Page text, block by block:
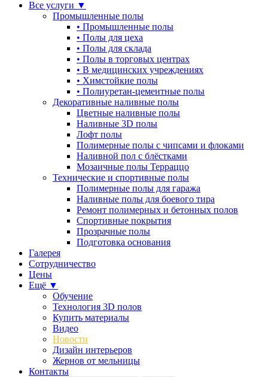
Все услуги ▼
Промышленные полы
• Промышленные полы
• Полы для цеха
• Полы для склада
• Полы в торговых центрах
• В медицинских учреждениях
• Химстойкие полы
• Полиуретан-цементные полы
Декоративные наливные полы
Цветные наливные полы
Наливные 3D полы
Лофт полы
Полимерные полы с чипсами и флоками
Наливной пол с блёстками
Мозаичные полы Терраццо
Технические и спортивные полы
Полимерные полы для гаража
Наливные полы для боевого тира
Ремонт полимерных и бетонных полов
Спортивные покрытия
Прозрачные полы
Подготовка основания
Галерея
Сотрудничество
Цены
Ещё ▼
Обучение
Технология 3D полов
Купить материалы
Видео
Новости
Дизайн интерьеров
Жернов от мельницы
Контакты